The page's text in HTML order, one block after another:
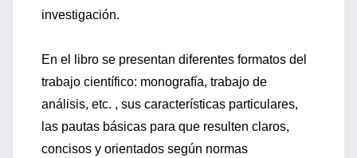
investigación.
En el libro se presentan diferentes formatos del
trabajo científico: monografía, trabajo de
análisis, etc. , sus características particulares,
las pautas básicas para que resulten claros,
concisos y orientados según normas